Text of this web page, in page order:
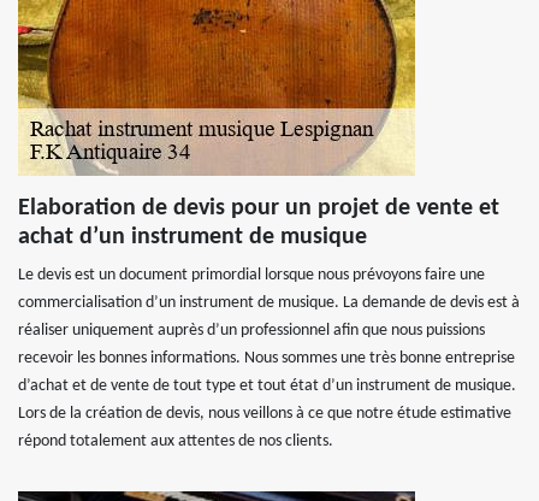
Elaboration de devis pour un projet de vente et
achat d’un instrument de musique
Le devis est un document primordial lorsque nous prévoyons faire une
commercialisation d’un instrument de musique. La demande de devis est à
réaliser uniquement auprès d’un professionnel afin que nous puissions
recevoir les bonnes informations. Nous sommes une très bonne entreprise
d’achat et de vente de tout type et tout état d’un instrument de musique.
Lors de la création de devis, nous veillons à ce que notre étude estimative
répond totalement aux attentes de nos clients.